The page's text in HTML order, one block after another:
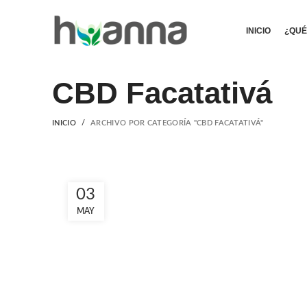
INICIO
CBD Facatativá
INICIO ARCHIVO POR CATEGORÍA "CBD FACATATIVÁ"
03
MAY